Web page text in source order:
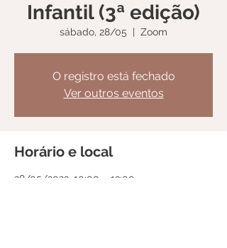
Infantil (3ª edição)
sábado, 28/05
  |
Zoom
O registro está fechado
Ver outros eventos
Horário e local
28/05/2022, 10:00 – 13:00